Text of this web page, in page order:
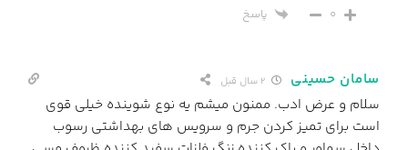
0 پاسخ
سامان حسینی
سلام و عرض ادب. ممنون میشم یه نوع شوینده خیلی قوی
است برای تمیز کردن جرم و سرویس های بهداشتی رسوب